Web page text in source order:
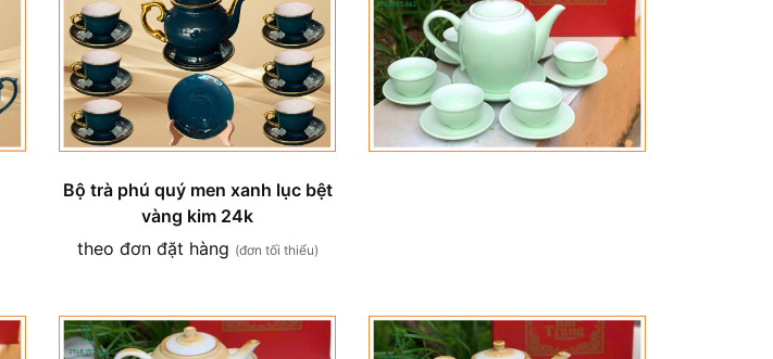
Bộ trà phú quý men xanh lục bệt
vàng kim 24k
theo đơn đặt hàng (đơn tối thiểu)